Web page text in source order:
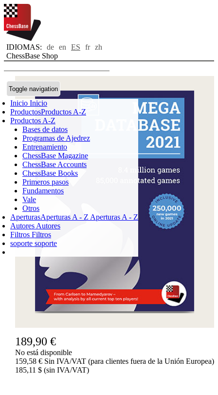
IDIOMAS: de en ES fr zh
ChessBase Shop
Toggle navigation
Inicio Inicio
ProductosProductos A-Z
Productos A-Z
Bases de datos
Programas de Ajedrez
Entrenamiento
ChessBase Magazine
ChessBase Accounts
ChessBase Books
Primeros pasos
Fundamentos
Vale
Otros
AperturasAperturas A - Z Aperturas A - Z
Autores Autores
Filtros Filtros
soporte soporte
CARRO DE LA COMPRA
0
0,00 €
✔
189,90 €
No está disponible
159,58 € Sin IVA/VAT (para clientes fuera de la Unión Europea)
185,11 $ (sin IVA/VAT)